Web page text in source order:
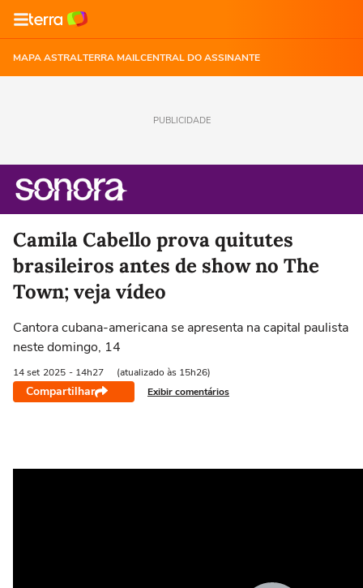
MAPA ASTRALTERRA MAILCENTRAL DO ASSINANTE
PUBLICIDADE
Camila Cabello prova quitutes
brasileiros antes de show no The
Town; veja vídeo
Cantora cubana-americana se apresenta na capital paulista
neste domingo, 14
14 set 2025 - 14h27 (atualizado às 15h26)
Compartilhar Exibir comentários